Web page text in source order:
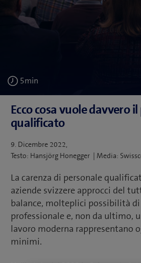
5min
Ecco cosa vuole davvero
qualificato
Postato
su
9. Dicembre 2022
Testo: Hansjörg Honegger | Media:
La carenza di personale
aziende svizzere approcci del
balance, molteplici possibilità
professionale e, non da ultimo,
lavoro moderna rappresentano
minimi.